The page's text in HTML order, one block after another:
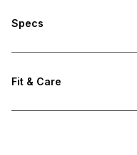
Specs
Fit & Care